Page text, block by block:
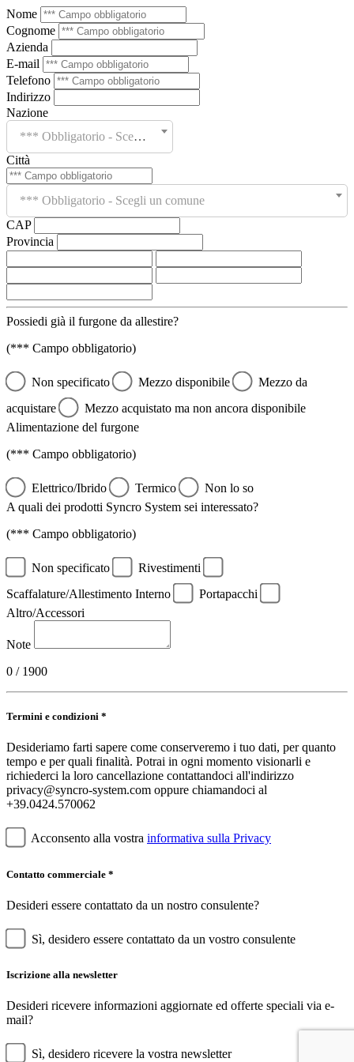
Nome
Cognome
Azienda
E-mail
Telefono
Indirizzo
Nazione
*** Obbligatorio - Scegli un paese
Città
*** Obbligatorio - Scegli un comune
CAP
Provincia
Possiedi già il furgone da allestire?
(*** Campo obbligatorio)
Non specificato Mezzo disponibile
Mezzo da
acquistare
Mezzo acquistato ma non ancora disponibile
Alimentazione del furgone
(*** Campo obbligatorio)
Elettrico/Ibrido Termico
Non lo so
A quali dei prodotti Syncro System sei interessato?
(*** Campo obbligatorio)
Non specificato
Rivestimenti
Scaffalature/Allestimento Interno
Portapacchi
Altro/Accessori
Note
0 / 1900
Termini e condizioni *
Desideriamo farti sapere come conserveremo i tuo dati, per quanto
tempo e per quali finalità. Potrai in ogni momento visionarli e
richiederci la loro cancellazione contattandoci all'indirizzo
privacy@syncro-system.com oppure chiamandoci al
+39.0424.570062
Acconsento alla vostra informativa sulla Privacy
Contatto commerciale *
Desideri essere contattato da un nostro consulente?
Sì, desidero essere contattato da un vostro consulente
Iscrizione alla newsletter
Desideri ricevere informazioni aggiornate ed offerte speciali via e-
mail?
Sì, desidero ricevere la vostra newsletter